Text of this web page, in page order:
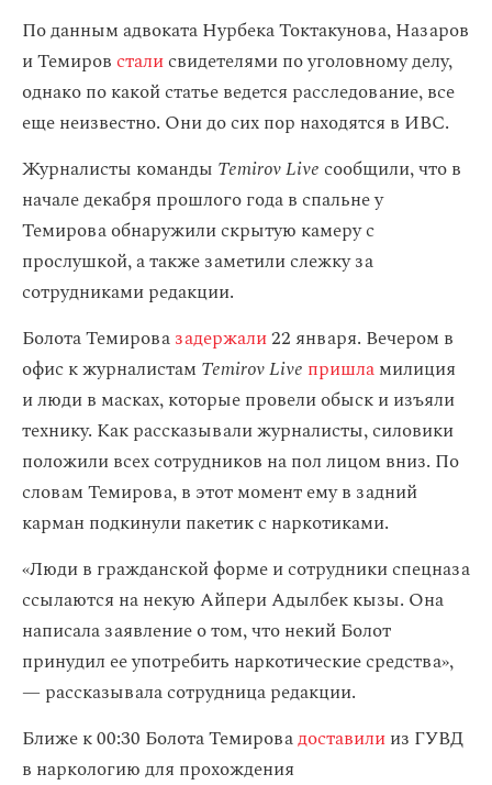
По данным адвоката Нурбека Токтакунова, Назаров
и Темировсталисвидетелями по уголовному делу,
однако по какой статье ведется расследование, все
еще неизвестно. Они до сих пор находятся в ИВС.
Журналисты команды Temirov Liveсообщили, что в
начале декабря прошлого года в спальне у
Темирова обнаружили скрытую камеру с
прослушкой, а также заметили слежку за
сотрудниками редакции.
Болота Темировазадержали22 января. Вечером в
офис к журналистам Temirov Live пришламилиция
и люди в масках, которые провели обыск и изъяли
технику. Как рассказывали журналисты, силовики
положили всех сотрудников на пол лицом вниз. По
словам Темирова, в этот момент ему в задний
карман подкинули пакетик с наркотиками.
«Люди в гражданской форме и сотрудники спецназа
ссылаются на некую Айпери Адылбек кызы. Она
написала заявление о том, что некий Болот
принудил ее употребить наркотические средства»,
— рассказывала сотрудница редакции.
Ближе к 00:30 Болота Темировадоставилииз ГУВД
в наркологию для прохождения